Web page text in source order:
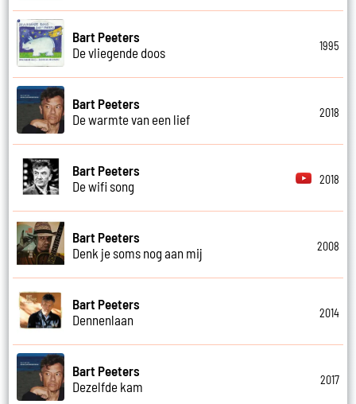
Bart Peeters
De vliegende doos
1995
Bart Peeters
De warmte van een lief
2018
Bart Peeters
De wifi song
2018
Bart Peeters
Denk je soms nog aan mij
2008
Bart Peeters
Dennenlaan
2014
Bart Peeters
Dezelfde kam
2017